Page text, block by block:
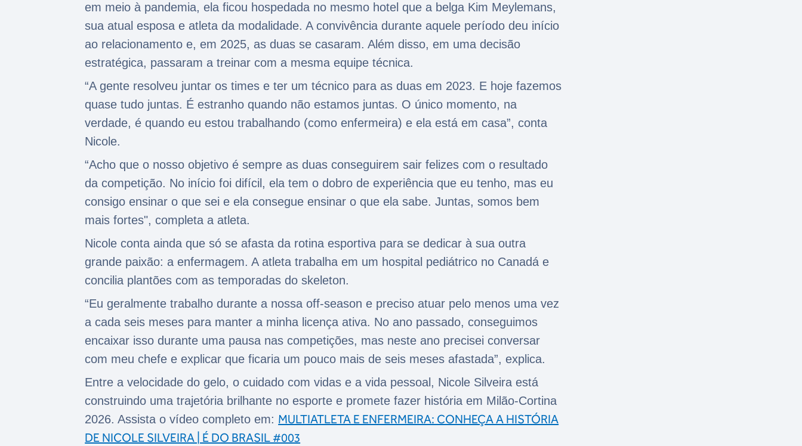
em meio à pandemia, ela ficou hospedada no mesmo hotel que a belga Kim Meylemans,
sua atual esposa e atleta da modalidade. A convivência durante aquele período deu início
ao relacionamento e, em 2025, as duas se casaram. Além disso, em uma decisão
estratégica, passaram a treinar com a mesma equipe técnica.
“A gente resolveu juntar os times e ter um técnico para as duas em 2023. E hoje fazemos
quase tudo juntas. É estranho quando não estamos juntas. O único momento, na
verdade, é quando eu estou trabalhando (como enfermeira) e ela está em casa”, conta
Nicole.
“Acho que o nosso objetivo é sempre as duas conseguirem sair felizes com o resultado
da competição. No início foi difícil, ela tem o dobro de experiência que eu tenho, mas eu
consigo ensinar o que sei e ela consegue ensinar o que ela sabe. Juntas, somos bem
mais fortes", completa a atleta.
Nicole conta ainda que só se afasta da rotina esportiva para se dedicar à sua outra
grande paixão: a enfermagem. A atleta trabalha em um hospital pediátrico no Canadá e
concilia plantões com as temporadas do skeleton.
“Eu geralmente trabalho durante a nossa off-season e preciso atuar pelo menos uma vez
a cada seis meses para manter a minha licença ativa. No ano passado, conseguimos
encaixar isso durante uma pausa nas competições, mas neste ano precisei conversar
com meu chefe e explicar que ficaria um pouco mais de seis meses afastada”, explica.
Entre a velocidade do gelo, o cuidado com vidas e a vida pessoal, Nicole Silveira está
construindo uma trajetória brilhante no esporte e promete fazer história em Milão-Cortina
2026. Assista o vídeo completo em: MULTIATLETA E ENFERMEIRA: CONHEÇA A HISTÓRIA
DE NICOLE SILVEIRA | É DO BRASIL #003